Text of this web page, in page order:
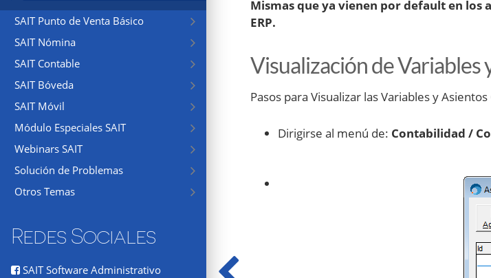
SAIT Punto de Venta Básico
SAIT Nómina
SAIT Contable
SAIT Bóveda
SAIT Móvil
Módulo Especiales SAIT
Webinars SAIT
Solución de Problemas
Otros Temas
Redes Sociales
SAIT Software Administrativo
Mismas que ya vienen por default en los
ERP.
Visualización de Variables
Pasos para Visualizar las Variables y
Dirigirse al menú de: Contabilidad /